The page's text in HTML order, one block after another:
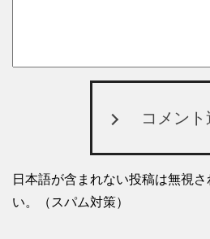
コメン
日本語が含まれない投稿は無視
い。（スパム対策）